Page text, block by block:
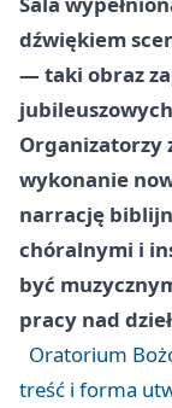
dźwiękiem
— taki obraz
Organizatorzy
wykonanie
narrację
chóralnymi i
być
pracy nad
Oratorium
treść i forma